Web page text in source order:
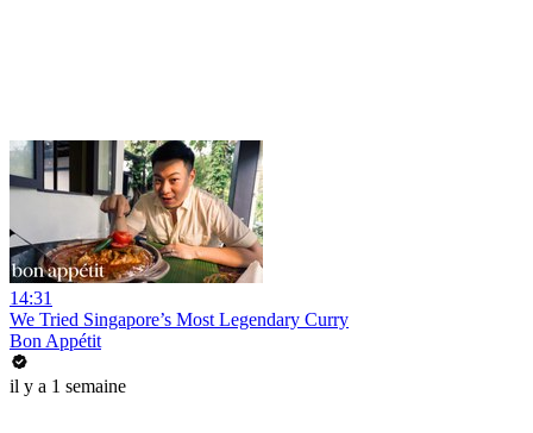
14:31
We Tried Singapore’s Most Legendary Curry
Bon Appétit
il y a 1 semaine